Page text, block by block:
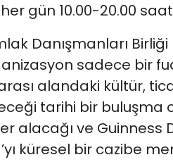
gün 10.00-20.00
Danışmanları
sadece bir
alandaki kültür,
tarihi bir buluşma
alacağı ve Guinness
küresel bir cazibe